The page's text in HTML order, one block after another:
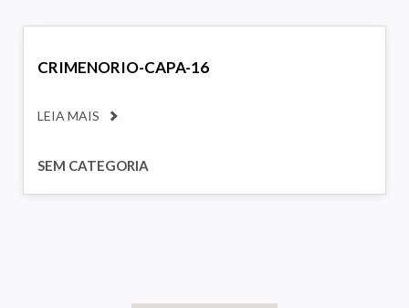
CRIMENORIO-CAPA-16
LEIA MAIS
SEM CATEGORIA